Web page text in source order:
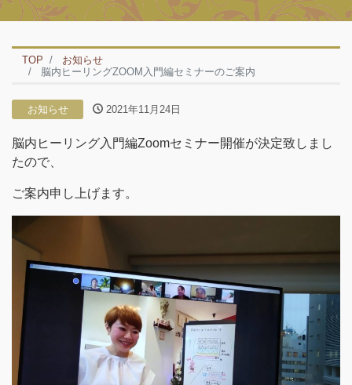
TOP
お知らせ
脳内ヒーリングZOOM入門編セミナーのご案内
お知らせ 2021年11月24日
脳内ヒーリング入門編Zoomセミナー開催が決定致しまし
たので、
ご案内申し上げます。